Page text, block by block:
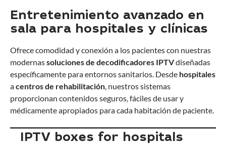
Entretenimiento avanzado en
sala para hospitales y clínicas
Ofrece comodidad y conexión a los pacientes con nuestras
modernassoluciones de decodificadores IPTVdiseñadas
específicamente para entornos sanitarios. Desde hospitales
acentros de rehabilitación, nuestros sistemas
proporcionan contenidos seguros, fáciles de usar y
médicamente apropiados para cada habitación de paciente.
IPTV boxes for hospitals